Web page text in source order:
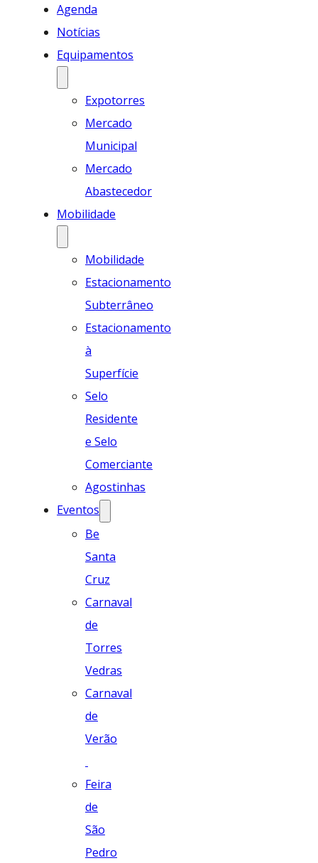
Agenda
Notícias
Equipamentos
Expotorres
Mercado
Municipal
Mercado
Abastecedor
Mobilidade
Mobilidade
Estacionamento
Subterrâneo
Estacionamento
à
Superfície
Selo
Residente
e Selo
Comerciante
Agostinhas
Eventos
Be
Santa
Cruz
Carnaval
de
Torres
Vedras
Carnaval
de
Verão
Feira
de
São
Pedro